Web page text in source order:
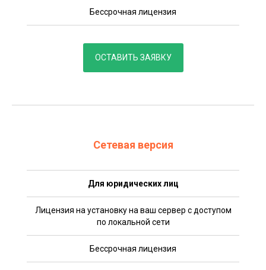
Бессрочная лицензия
ОСТАВИТЬ ЗАЯВКУ
Сетевая версия
Для юридических лиц
Лицензия на установку на ваш сервер с доступом
по локальной сети
Бессрочная лицензия